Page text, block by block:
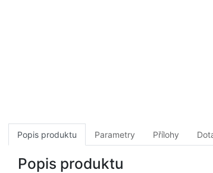
Popis produktu Parametry Přílohy
Popis produktu